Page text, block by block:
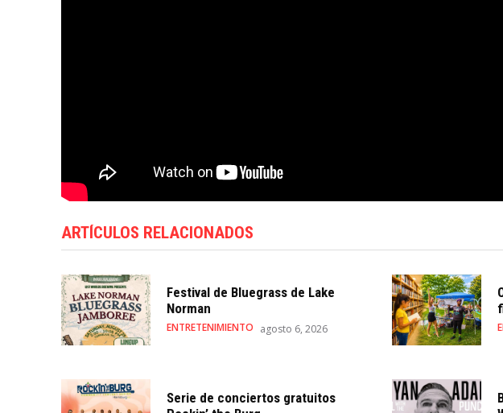
ARTÍCULOS RELACIONADOS
Festival de Bluegrass de Lake
Norman
ENTRETENIMIENTO agosto 6, 2026
Serie de conciertos gratuitos